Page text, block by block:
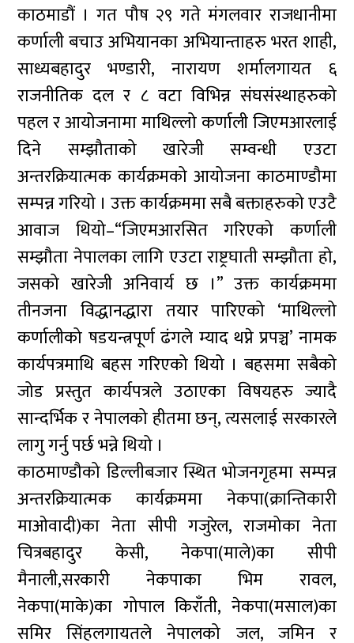
काठमाडौं । गत पौष २९ गते मंगलवार राजधानीमा
कर्णाली बचाउ अभियानका अभियान्ताहरु भरत शाही,
साध्यबहादुर भण्डारी, नारायण शर्मालगायत ६
राजनीतिक दल र ८ वटा विभिन्न संघसंस्थाहरुको
पहल र आयोजनामा माथिल्लो कर्णाली जिएमआरलाई
दिने सम्झौताको खारेजी सम्वन्धी एउटा
अन्तरक्रियात्मक कार्यक्रमको आयोजना काठमाण्डौमा
सम्पन्न गरियो । उक्त कार्यक्रममा सबै बक्ताहरुको एउटै
आवाज थियो–“जिएमआरसित गरिएको कर्णाली
सम्झौता नेपालका लागि एउटा राष्ट्रघाती सम्झौता हो,
जसको खारेजी अनिवार्य छ ।” उक्त कार्यक्रममा
तीनजना विद्धानद्धारा तयार पारिएको ‘माथिल्लो
कर्णालीको षडयन्त्रपूर्ण ढंगले म्याद थप्ने प्रपञ्च’ नामक
कार्यपत्रमाथि बहस गरिएको थियो । बहसमा सबैको
जोड प्रस्तुत कार्यपत्रले उठाएका विषयहरु ज्यादै
सान्दर्भिक र नेपालको हीतमा छन्, त्यसलाई सरकारले
लागु गर्नु पर्छ भन्ने थियो ।
काठमाण्डौको डिल्लीबजार स्थित भोजनगृहमा सम्पन्न
अन्तरक्रियात्मक कार्यक्रममा नेकपा(क्रान्तिकारी
माओवादी)का नेता सीपी गजुरेल, राजमोका नेता
चित्रबहादुर केसी, नेकपा(माले)का सीपी
मैनाली,सरकारी नेकपाका भिम रावल,
नेकपा(माके)का गोपाल किराँती, नेकपा(मसाल)का
समिर सिंहलगायतले नेपालको जल, जमिन र